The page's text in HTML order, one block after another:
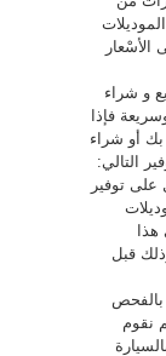
و شراء
فإذا
أو شراء
التالي:
توفير
قبل
نقوم